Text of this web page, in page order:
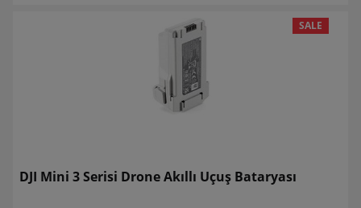
SALE
DJI Mini 3 Serisi Drone Akıllı Uçuş Bataryası